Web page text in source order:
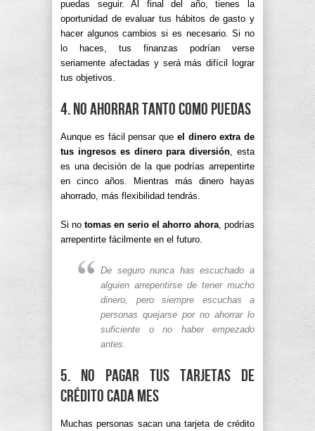
puedas seguir. Al final del año, tienes la
oportunidad de evaluar tus hábitos de gasto y
hacer algunos cambios si es necesario. Si no
lo haces, tus finanzas podrían verse
seriamente afectadas y será más difícil lograr
tus objetivos.
4. No ahorrar tanto como puedas
Aunque es fácil pensar que el dinero extra de
tus ingresos es dinero para diversión, esta
es una decisión de la que podrías arrepentirte
en cinco años. Mientras más dinero hayas
ahorrado, más flexibilidad tendrás.
Si no tomas en serio el ahorro ahora, podrías
arrepentirte fácilmente en el futuro.
De seguro nunca has escuchado a
alguien arrepentirse de tener mucho
dinero, pero siempre escuchas a
personas quejarse por no ahorrar lo
suficiente o no haber empezado
antes.
5. No pagar tus tarjetas de
crédito cada mes
Muchas personas sacan una tarjeta de crédito